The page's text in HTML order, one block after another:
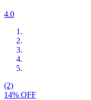
4.0
(2)
14% OFF